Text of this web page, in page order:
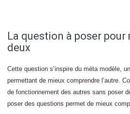
La question à poser pour
deux
Cette question s’inspire du méta modèle,
permettant de mieux comprendre l’autre.
de fonctionnement des autres sans poser
poser des questions permet de mieux